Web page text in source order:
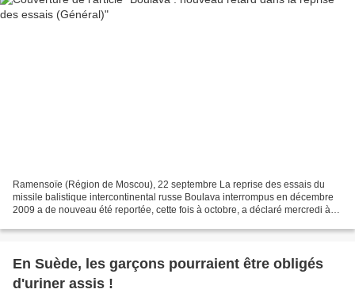
Ramensoïe (Région de Moscou), 22 septembre La reprise des essais du
missile balistique intercontinental russe Boulava interrompus en décembre
2009 a de nouveau été reportée, cette fois à octobre, a déclaré mercredi à
En Suède, les garçons pourraient être obligés
d'uriner assis !